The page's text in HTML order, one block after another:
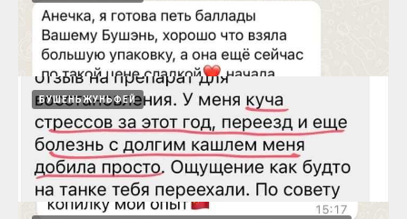
Ланьцинь - помощник
15.08.2024
Чайху шугань убирает застой Ци в печени и
в желудке
15.08.2024
БУШЕНЬЖУНЬФЕЙ